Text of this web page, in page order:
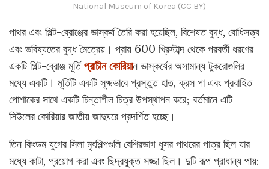
National Museum of Korea (CC BY)
পাথর এবং গিল্ট-ব্রোঞ্জের ভাস্কর্য তৈরি করা হয়েছিল, বিশেষত বুদ্ধ, বোধিসত্ত্ব
এবং ভবিষ্যতের বুদ্ধ মৈত্রেয়। প্রায় 600 খ্রিস্টাব্দ থেকে পরবর্তী ধরণের
একটি গিল্ট-ব্রোঞ্জ মূর্তিপ্রাচীন কোরিয়ান ভাস্কর্যের অসামান্য টুকরোগুলির
মধ্যে একটি। মূর্তিটি একটি সূক্ষ্মভাবে প্রস্তুত হাত, ক্রস পা এবং প্রবাহিত
পোশাকের সাথে একটি চিন্তাশীল চিত্র উপস্থাপন করে; বর্তমানে এটি
সিউলের কোরিয়ার জাতীয় জাদুঘরে প্রদর্শিত হচ্ছে।
তিন কিংডম যুগের সিলা মৃৎশিল্পগুলি বেশিরভাগ ধূসর পাথরের পাত্র ছিল যার
মধ্যে কাটা, প্রয়োগ করা এবং ছিদ্রযুক্ত সজ্জা ছিল। দুটি রূপ প্রাধান্য পায়: